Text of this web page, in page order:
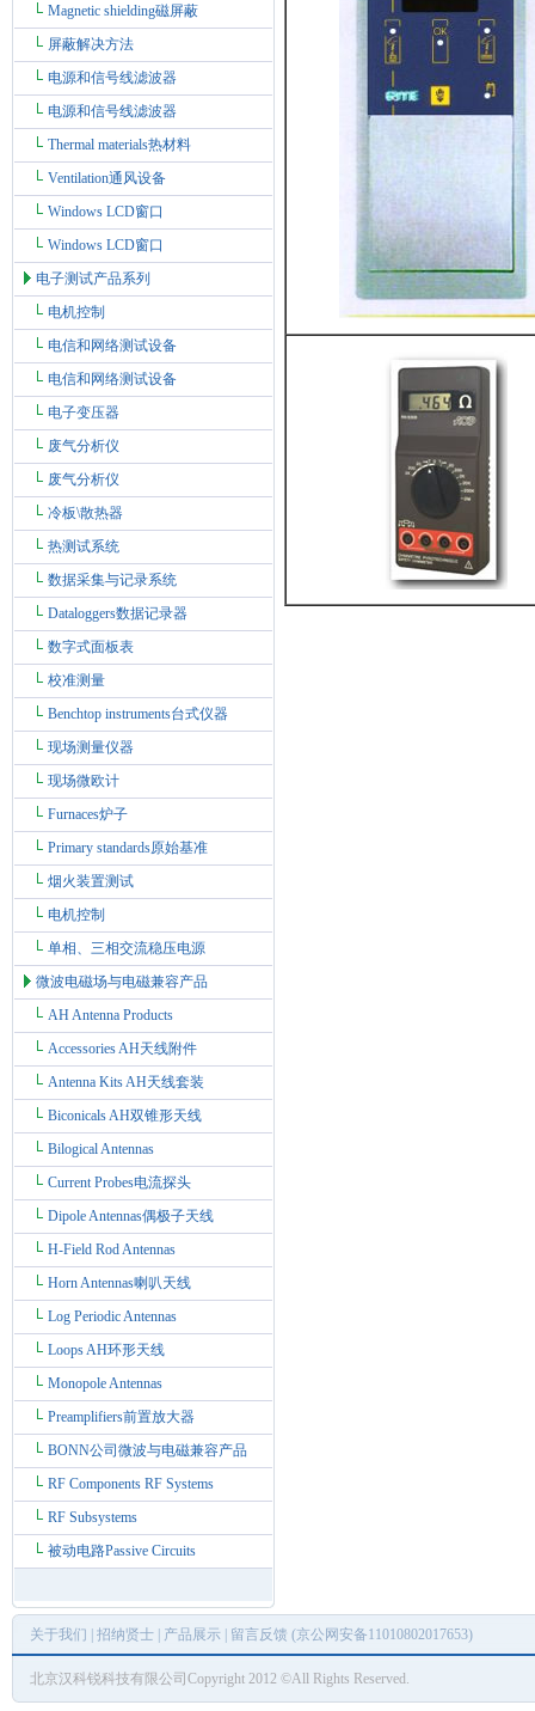
Magnetic shielding磁屏蔽
屏蔽解决方法
电源和信号线滤波器
电源和信号线滤波器
Thermal materials热材料
Ventilation通风设备
Windows LCD窗口
Windows LCD窗口
电子测试产品系列
电机控制
电信和网络测试设备
电信和网络测试设备
电子变压器
废气分析仪
废气分析仪
冷板\散热器
热测试系统
数据采集与记录系统
Dataloggers数据记录器
数字式面板表
校准测量
Benchtop instruments台式仪器
现场测量仪器
现场微欧计
Furnaces炉子
Primary standards原始基准
烟火装置测试
电机控制
单相、三相交流稳压电源
微波电磁场与电磁兼容产品
AH Antenna Products
Accessories AH天线附件
Antenna Kits AH天线套装
Biconicals AH双锥形天线
Bilogical Antennas
Current Probes电流探头
Dipole Antennas偶极子天线
H-Field Rod Antennas
Horn Antennas喇叭天线
Log Periodic Antennas
Loops AH环形天线
Monopole Antennas
Preamplifiers前置放大器
BONN公司微波与电磁兼容产品
RF Components RF Systems
RF Subsystems
被动电路Passive Circuits
关于我们 招纳贤士 产品展示 留言反馈 (京公网安备11010802017653)
北京汉科锐科技有限公司Copyright 2012 ©All Rights Reserved.